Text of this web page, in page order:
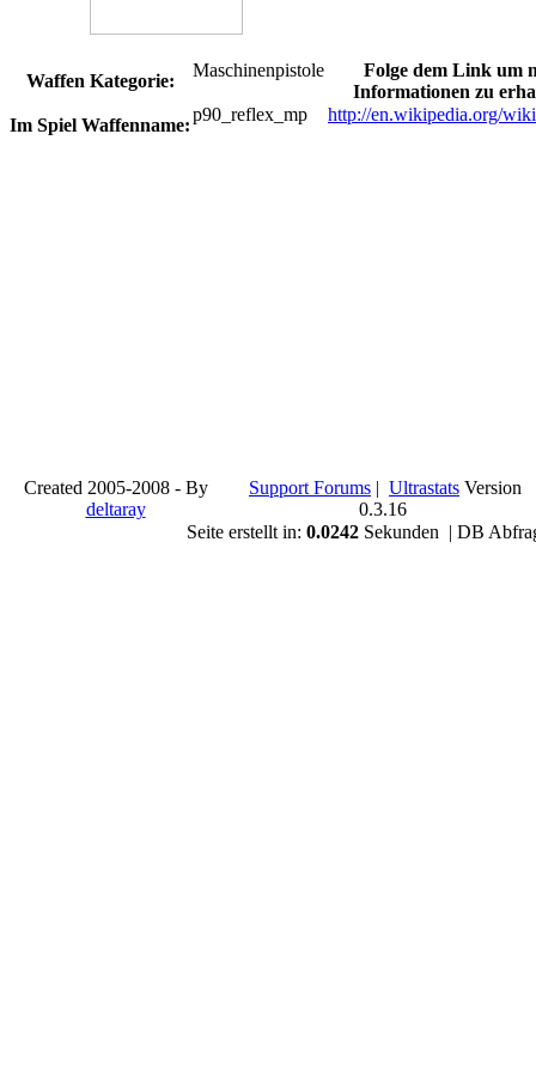
Waffen Kategorie:
Maschinenpistole
Folge dem Link um
Informationen zu
Im Spiel Waffenname:
p90_reflex_mp http://en.wikipedia.org/
Created 2005-2008 - By
deltaray
Support Forums | Ultrastats Version
0.3.16
Seite erstellt in: 0.0242Sekunden | DB